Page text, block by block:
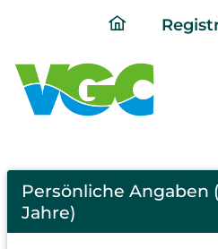
ding
page
Registration
Persönliche Angaben
Jahre)